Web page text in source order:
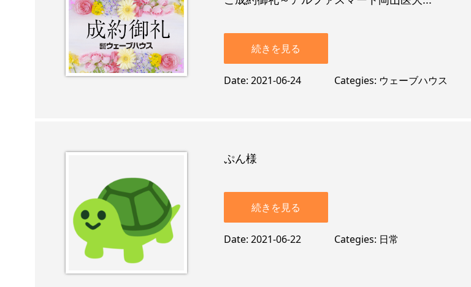
続きを見る
Date 2021-06-24 Categies ウェーブハウス
ぷん様
続きを見る
Date 2021-06-22 Categies 日常